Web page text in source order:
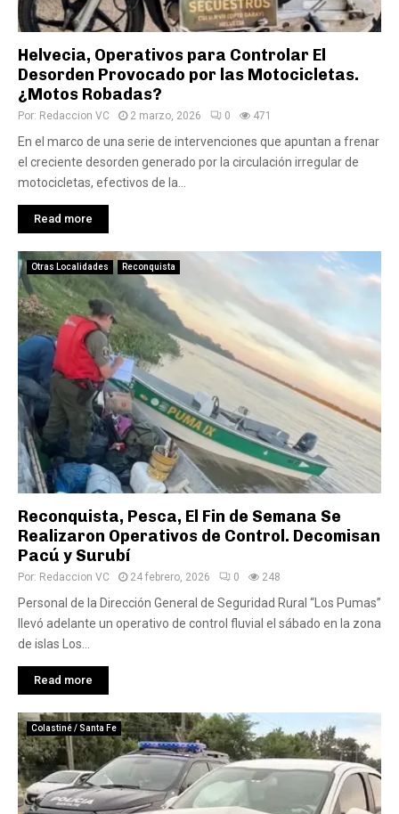
Helvecia, Operativos para Controlar El
Desorden Provocado por las Motocicletas.
¿Motos Robadas?
Por: Redaccion VC 2 marzo, 2026 0 471
En el marco de una serie de intervenciones que apuntan a frenar
el creciente desorden generado por la circulación irregular de
motocicletas, efectivos de la...
Read more
Otras Localidades Reconquista
Reconquista, Pesca, El Fin de Semana Se
Realizaron Operativos de Control. Decomisan
Pacú y Surubí
Por: Redaccion VC 24 febrero, 2026 0 248
Personal de la Dirección General de Seguridad Rural “Los Pumas”
llevó adelante un operativo de control fluvial el sábado en la zona
de islas Los...
Read more
Colastiné / Santa Fe